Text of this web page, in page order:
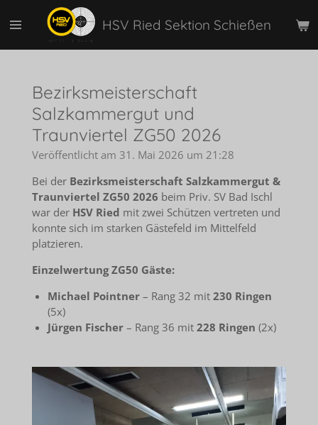
Hauptinhalt
springen
HSV Ried Sektion Schießen
Bezirksmeisterschaft
Salzkammergut und
Traunviertel ZG50 2026
Veröffentlicht am 31. Mai 2026 um 21:28
Bei der Bezirksmeisterschaft Salzkammergut &
Traunviertel ZG50 2026 beim Priv. SV Bad Ischl
war der HSV Ried mit zwei Schützen vertreten und
konnte sich im starken Gästefeld im Mittelfeld
platzieren.
Einzelwertung ZG50 Gäste:
Michael Pointner – Rang 32 mit230 Ringen
(5x)
Jürgen Fischer – Rang 36 mit228 Ringen (2x)